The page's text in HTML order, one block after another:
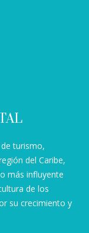
turismo,
del Caribe,
más influyente
de los
su crecimiento y